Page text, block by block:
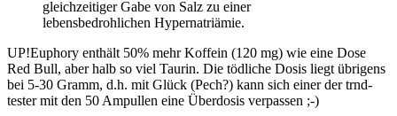
gleichzeitiger Gabe von Salz zu einer
lebensbedrohlichen Hypernatriämie.
UP!Euphory enthält 50% mehr Koffein (120 mg) wie eine Dose
Red Bull, aber halb so viel Taurin. Die tödliche Dosis liegt übrigens
bei 5-30 Gramm, d.h. mit Glück (Pech?) kann sich einer der trnd-
tester mit den 50 Ampullen eine Überdosis verpassen ;-)